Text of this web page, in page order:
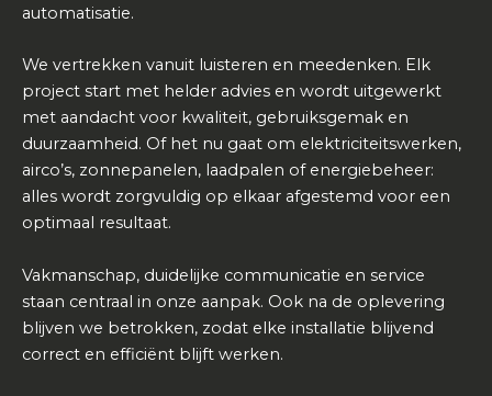
automatisatie.
We vertrekken vanuit luisteren en meedenken. Elk
project start met helder advies en wordt uitgewerkt
met aandacht voor kwaliteit, gebruiksgemak en
duurzaamheid. Of het nu gaat om elektriciteitswerken,
airco’s, zonnepanelen, laadpalen of energiebeheer:
alles wordt zorgvuldig op elkaar afgestemd voor een
optimaal resultaat.
Vakmanschap, duidelijke communicatie en service
staan centraal in onze aanpak. Ook na de oplevering
blijven we betrokken, zodat elke installatie blijvend
correct en efficiënt blijft werken.